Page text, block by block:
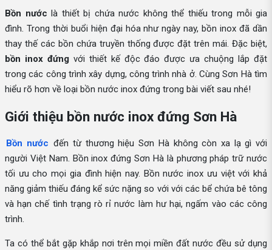
Bồn nước là thiết bị chứa nước không thể thiếu trong mỗi gia
đình. Trong thời buổi hiện đại hóa như ngày nay, bồn inox đã dần
thay thế các bồn chứa truyền thống được đặt trên mái. Đặc biệt,
bồn inox đứngvới thiết kế độc đáo được ưa chuộng lắp đặt
trong các công trình xây dựng, công trình nhà ở. Cùng Sơn Hà tìm
hiểu rõ hơn về loại bồn nước inox đứng trong bài viết sau nhé!
Giới thiệu bồn nước inox đứng Sơn Hà
Bồn nước đến từ thương hiệu Sơn Hà không còn xa lạ gì với
người Việt Nam. Bồn inox đứng Sơn Hà là phương pháp trữ nước
tối ưu cho mọi gia đình hiện nay. Bồn nước inox ưu việt với khả
năng giảm thiếu đáng kể sức nặng so với với các bể chứa bê tông
và hạn chế tình trạng rò rỉ nước làm hư hại, ngấm vào các công
trình.
Ta có thể bắt gặp khắp nơi trên mọi miền đất nước đều sử dụng